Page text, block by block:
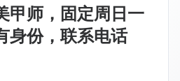
甲师，固定周日一
身份，联系电话